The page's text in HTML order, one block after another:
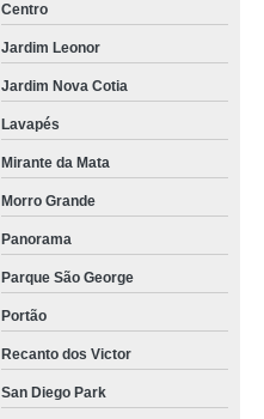
Centro
Jardim Leonor
Jardim Nova Cotia
Lavapés
Mirante da Mata
Morro Grande
Panorama
Parque São George
Portão
Recanto dos Victor
San Diego Park